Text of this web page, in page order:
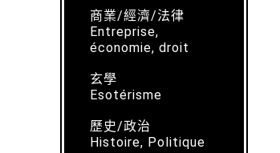
商業/經濟/法律
Entreprise,
économie, droit
玄學
Esotérisme
歷史/政治
Histoire, Politique